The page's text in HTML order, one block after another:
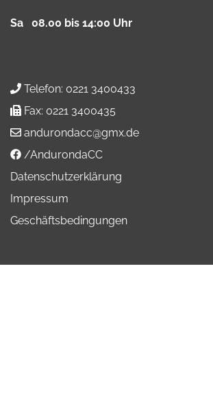
Sa 08.00 bis 14:00 Uhr
Telefon: 0221 3400433
Fax: 0221 3400435
andurondacc@gmx.de
/AndurondaCC
Datenschutzerklärung
Impressum
Geschäftsbedingungen